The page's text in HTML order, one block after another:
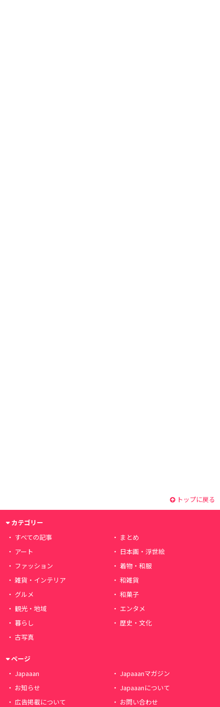
トップに戻る
カテゴリー
すべての記事
まとめ
アート
日本画・浮世絵
ファッション
着物・和服
雑貨・インテリア
和雑貨
グルメ
和菓子
観光・地域
エンタメ
暮らし
歴史・文化
古写真
ページ
Japaaan
Japaaanマガジン
お知らせ
Japaaanについて
広告掲載について
お問い合わせ